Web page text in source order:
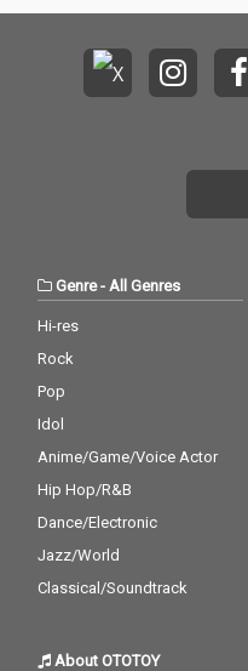
Genre- All Genres
Hi-res
Rock
Pop
Idol
Anime/Game/Voice Actor
Hip Hop/R&B
Dance/Electronic
Jazz/World
Classical/Soundtrack
About OTOTOY